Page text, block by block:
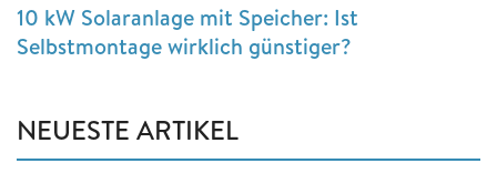
10 kW Solaranlage mit Speicher: Ist
Selbstmontage wirklich günstiger?
NEUESTE ARTIKEL